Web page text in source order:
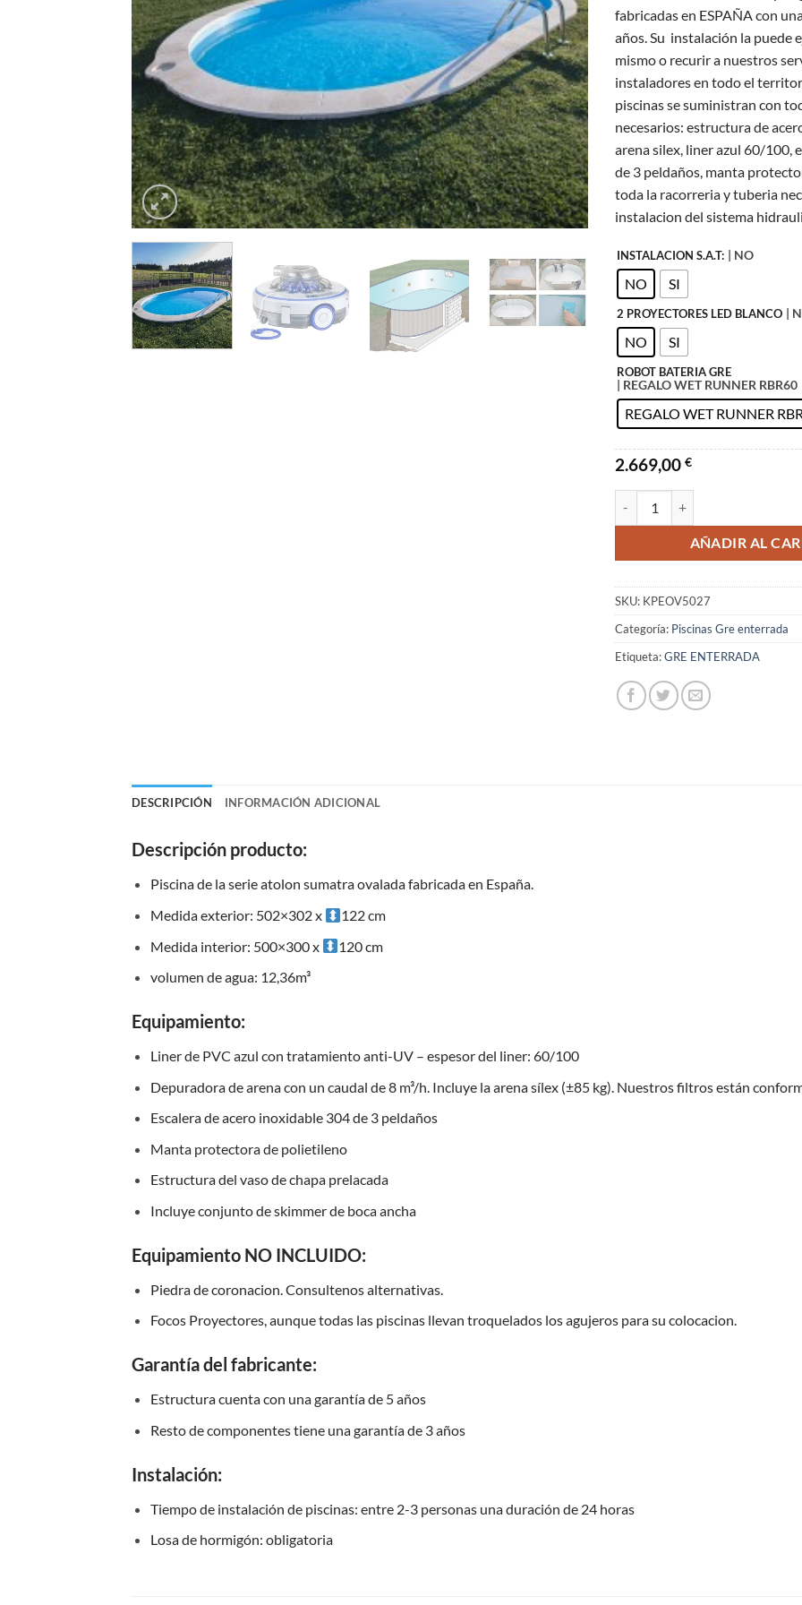
fabricadas en ESPAÑA con
años. Su instalación la puede
mismo o recurir a nuestros
instaladores en todo el
piscinas se suministran con
necesarios: estructura de
arena silex, liner azul 60/100,
de 3 peldaños, manta
toda la racorreria y tuberia
instalacion del sistema
INSTALACION S.A.T: | NO
NO SI
2 PROYECTORES LED BLANCO |
NO SI
ROBOT BATERIA GRE
| REGALO WET RUNNER RBR60
REGALO WET RUNNER
2.669,00 €
AÑADIR AL
SKU: KPEOV5027
Categoría: Piscinas Gre enterrada
Etiqueta:GRE ENTERRADA
DESCRIPCIÓN INFORMACIÓN ADICIONAL
Descripción producto:
Piscina de la serie atolon sumatra ovalada fabricada en España.
Medida exterior: 502×302 x
122 cm
Medida interior: 500×300 x
120 cm
volumen de agua: 12,36m³
Equipamiento:
Liner de PVC azul con tratamiento anti-UV – espesor del liner: 60/100
Depuradora de arena con un caudal de 8 m³/h. Incluye la arena sílex (±85 kg). Nuestros filtros están
Escalera de acero inoxidable 304 de 3 peldaños
Manta protectora de polietileno
Estructura del vaso de chapa prelacada
Incluye conjunto de skimmer de boca ancha
Equipamiento NO INCLUIDO:
Piedra de coronacion. Consultenos alternativas.
Focos Proyectores, aunque todas las piscinas llevan troquelados los agujeros para su colocacion.
Garantía del fabricante:
Estructura cuenta con una garantía de 5 años
Resto de componentes tiene una garantía de 3 años
Instalación:
Tiempo de instalación de piscinas: entre 2-3 personas una duración de 24 horas
Losa de hormigón: obligatoria